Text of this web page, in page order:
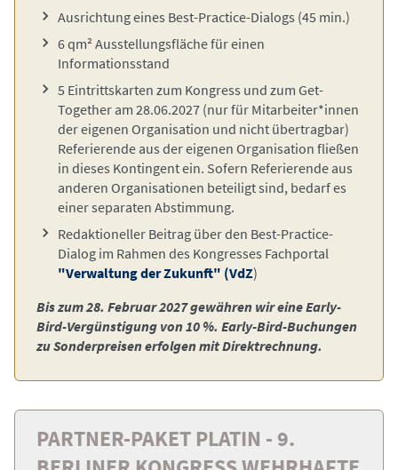
Ausrichtung eines Best-Practice-Dialogs (45 min.)
6 qm² Ausstellungsfläche für einen
Informationsstand
5 Eintrittskarten zum Kongress und zum Get-
Together am 28.06.2027 (nur für Mitarbeiter*innen
der eigenen Organisation und nicht übertragbar)
Referierende aus der eigenen Organisation fließen
in dieses Kontingent ein. Sofern Referierende aus
anderen Organisationen beteiligt sind, bedarf es
einer separaten Abstimmung.
Redaktioneller Beitrag über den Best-Practice-
Dialog im Rahmen des Kongresses Fachportal
"Verwaltung der Zukunft" (VdZ)
Bis zum 28. Februar 2027 gewähren wir eine Early-
Bird-Vergünstigung von 10 %. Early-Bird-Buchungen
zu Sonderpreisen erfolgen mit Direktrechnung.
PARTNER-PAKET PLATIN - 9.